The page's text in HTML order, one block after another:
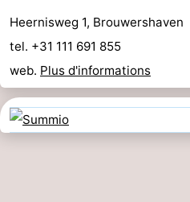
Heernisweg 1, Brouwershaven
tel. +31 111 691 855
web. Plus d'informations